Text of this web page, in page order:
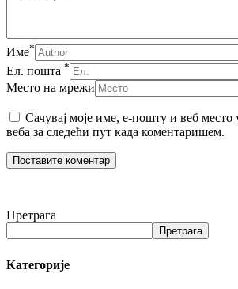
Име*
Ел. пошта *
Место на мрежи
Сачувај моје име, е-пошту и веб место
веба за следећи пут када коментаришем.
Претрага
Претрага
Категорије